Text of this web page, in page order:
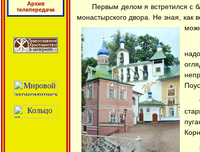
Архив
телепередачи
Первым делом я встретился с
монастырского двора. Не зная, как